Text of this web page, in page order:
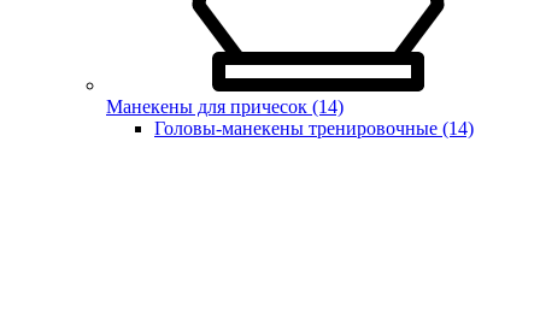
Манекены для причесок (14)
Головы-манекены тренировочные (14)